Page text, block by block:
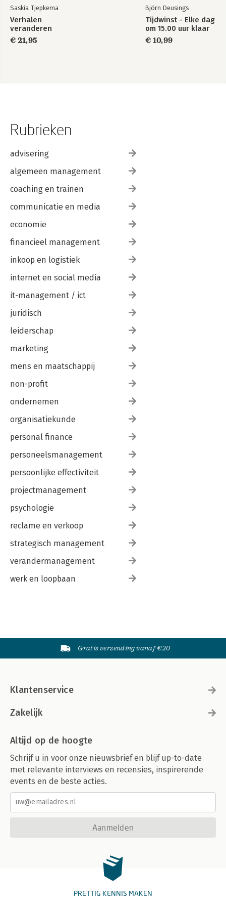
Tot slot: interveniëren leer je vooral in de praktijk 181
Over de auteur 183
Bronnen 187
Saskia Tjepkema
Verhalen
veranderen
€ 21,95
Björn Deusings
Tijdwinst - Elke dag
om 15.00 uur klaar
€ 10,99
Rubrieken
advisering
algemeen management
coaching en trainen
communicatie en media
economie
financieel management
inkoop en logistiek
internet en social media
it-management / ict
juridisch
leiderschap
marketing
mens en maatschappij
non-profit
ondernemen
organisatiekunde
personal finance
personeelsmanagement
persoonlijke effectiviteit
projectmanagement
psychologie
reclame en verkoop
strategisch management
verandermanagement
werk en loopbaan
Gratis verzending vanaf €20
Klantenservice
Zakelijk
Altijd op de hoogte
Schrijf u in voor onze nieuwsbrief en blijf up-to-date
met relevante interviews en recensies, inspirerende
events en de beste acties.
Aanmelden
PRETTIG KENNIS MAKEN